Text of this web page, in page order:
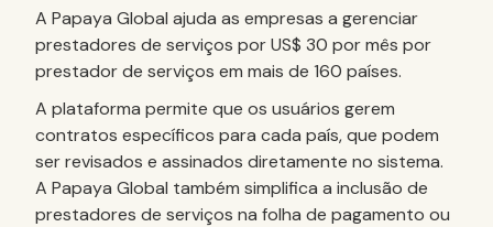
A Papaya Global ajuda as empresas a gerenciar
prestadores de serviços por US$ 30 por mês por
prestador de serviços em mais de 160 países.
A plataforma permite que os usuários gerem
contratos específicos para cada país, que podem
ser revisados e assinados diretamente no sistema.
A Papaya Global também simplifica a inclusão de
prestadores de serviços na folha de pagamento ou